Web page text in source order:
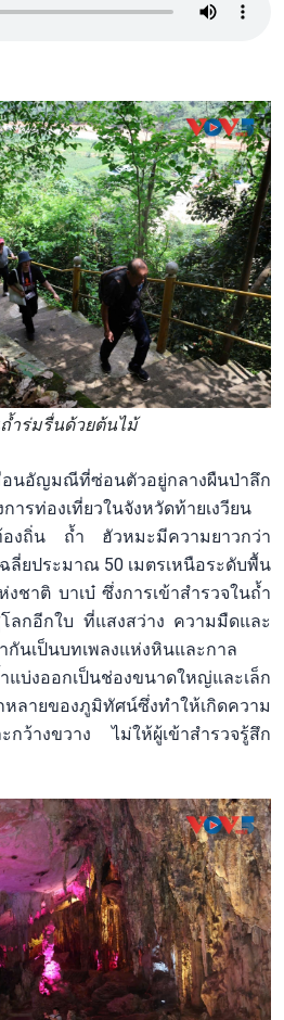
ำร่มรื่นด้วยต้นไม้
อัญมณีที่ซ่อนตัวอยู่กลางผืนป่าลึก
ารท่องเที่ยวในจังหวัดท้ายเงวียน
องถิ่น ถ้ำ ฮัวหมะมีความยาวกว่า
ลี่ยประมาณ 50 เมตรเหนือระดับพื้น
ชาติ บาเบ๋ ซึ่งการเข้าสำรวจในถ้ำ
โลกอีกใบ ที่แสงสว่าง ความมืดและ
กันเป็นบทเพลงแห่งหินและกาล
แบ่งออกเป็นช่องขนาดใหญ่และเล็ก
ลายของภูมิทัศน์ซึ่งทำให้เกิดความ
กว้างขวาง ไม่ให้ผู้เข้าสำรวจรู้สึก